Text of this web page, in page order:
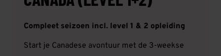
Compleet seizoen incl. level 1 & 2 opleiding
Start je Canadese avontuur met de 3-weekse